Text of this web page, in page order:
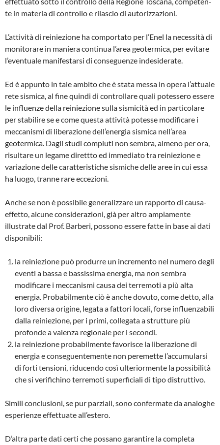
te in materia di controllo e rilascio di autorizza­zioni.
L’attività di reiniezione ha comportato per l’Enel la necessità di
monitorare in maniera continua l’area geotermica, per evitare
l’even­tuale manifestarsi di conseguenze indeside­rate.
Ed è appunto in tale ambito che è stata messa in opera l’attuale
rete sismica, al fine quindi di controllare quali potessero essere
le influenze della reiniezione sulla sismicità ed in partico­lare
per stabilire se e come questa attività potesse modificare i
meccanismi di liberazio­ne dell’energia sismica nell’area
geotermica. Dagli studi compiuti non sembra, almeno per ora,
risultare un legame direttto ed immedia­to tra reiniezione e
variazione delle caratteri­stiche sismiche delle aree in cui essa
ha luogo, tranne rare eccezioni.
Anche se non è possibile generalizzare un rapporto di causa-
effetto, alcune considera­zioni, già per altro ampiamente
illustrate dal Prof. Barberi, possono essere fatte in base ai dati
disponibili:
la reiniezione può produrre un incremento nel numero degli
eventi a bassa e bassissima energia, ma non sembra
modificare i mecca­nismi causa dei terremoti a più alta
energia. Probabilmente ciò è anche dovuto, come detto, alla
loro diversa origine, legata a fattori locali, forse influenzabili
dalla reiniezione, per i primi, collegata a strutture più
profonde a valenza regionale per i secondi.
la reiniezione probabilmente favorisce la liberazione di
energia e conseguentemente non peremette l’accumularsi
di forti tensioni, riducendo così ulteriormente la possibilità
che si verifichino terremoti superficiali di tipo distruttivo.
Simili conclusioni, se pur parziali, sono con­fermate da analoghe
esperienze effettuate all’estero.
D’altra parte dati certi che possano garantire la completa